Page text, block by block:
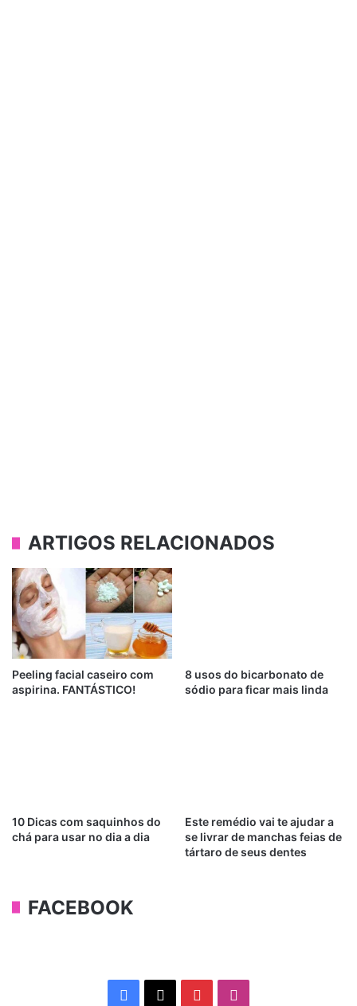
ARTIGOS RELACIONADOS
Peeling facial caseiro com
aspirina. FANTÁSTICO!
8 usos do bicarbonato de
sódio para ficar mais linda
10 Dicas com saquinhos do
chá para usar no dia a dia
Este remédio vai te ajudar a
se livrar de manchas feias de
tártaro de seus dentes
FACEBOOK
Facebook
X Pinterest